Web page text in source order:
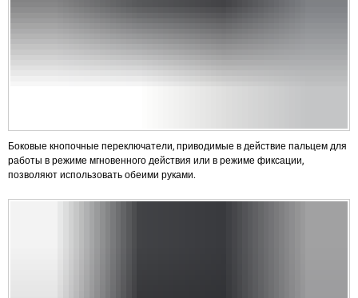
Боковые кнопочные переключатели, приводимые в действие пальцем для
работы в режиме мгновенного действия или в режиме фиксации,
позволяют использовать обеими руками.